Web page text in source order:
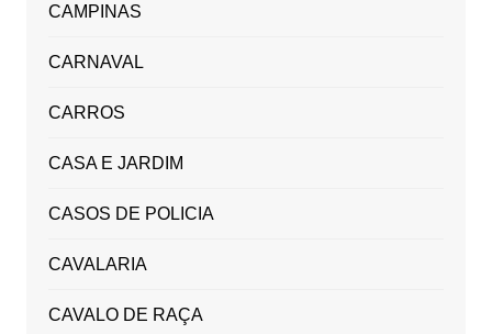
CAMPINAS
CARNAVAL
CARROS
CASA E JARDIM
CASOS DE POLICIA
CAVALARIA
CAVALO DE RAÇA